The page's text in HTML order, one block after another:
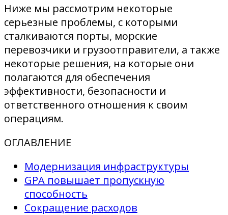
Ниже мы рассмотрим некоторые
серьезные проблемы, с которыми
сталкиваются порты, морские
перевозчики и грузоотправители, а также
некоторые решения, на которые они
полагаются для обеспечения
эффективности, безопасности и
ответственного отношения к своим
операциям.
ОГЛАВЛЕНИЕ
Модернизация инфраструктуры
GPA повышает пропускную
способность
Сокращение расходов